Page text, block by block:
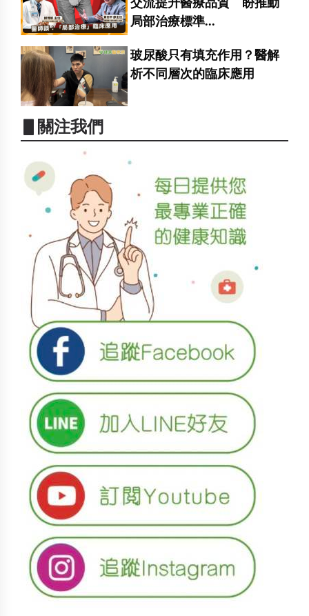
局部治療標準...
玻尿酸只有填充作用？醫解
析不同層次的臨床應用
▋關注我們